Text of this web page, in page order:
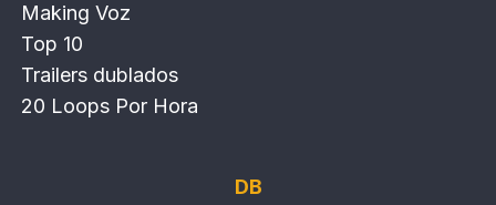
Making Voz
Top 10
Trailers dublados
20 Loops Por Hora
DB